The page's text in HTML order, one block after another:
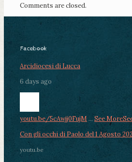
Comments are closed.
Facebook
Arcidiocesi di Lucca
6 days ago
youtu.be/5cAwjj0FujM ... See More
Con gli occhi di Paolo del 1 Agosto
youtu.be